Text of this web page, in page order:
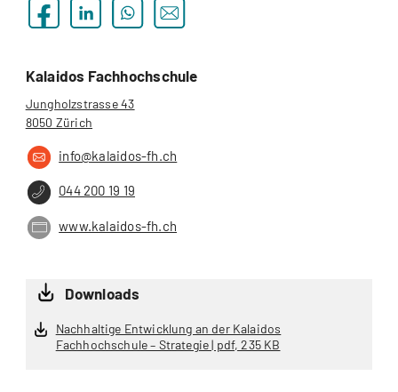
Kalaidos Fachhochschule
Jungholzstrasse 43
8050 Zürich
info@kalaidos-fh.ch
044 200 19 19
www.kalaidos-fh.ch
Downloads
Nachhaltige Entwicklung an der Kalaidos
Fachhochschule – Strategie | pdf, 235 KB